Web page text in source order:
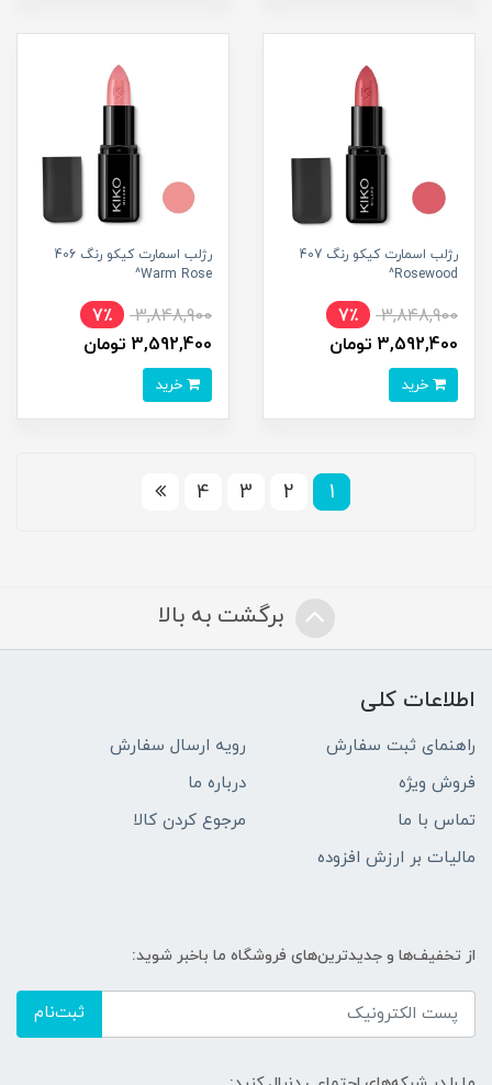
رژلب اسمارت کیکو رنگ 407
Rosewood^
3,848,900
7٪
3,592,400 تومان
رژلب اسمارت کیکو رنگ 406
Warm Rose^
3,848,900
7٪
3,592,400 تومان
1
2
3
4
برگشت به بالا
اطلاعات کلی
راهنمای ثبت سفارش
رویه ارسال سفارش
فروش ویژه
درباره ما
تماس با ما
مرجوع کردن کالا
مالیات بر ارزش افزوده
از تخفیف‌ها و جدیدترین‌های فروشگاه ما باخبر شوید:
ثبت‌نام